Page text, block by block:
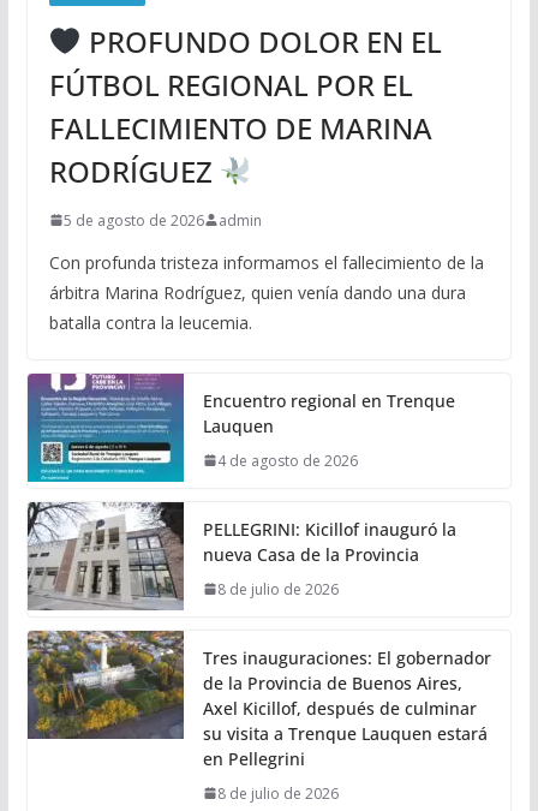
PROFUNDO DOLOR EN EL
FÚTBOL REGIONAL POR EL
FALLECIMIENTO DE MARINA
RODRÍGUEZ
5 de agosto de 2026 admin
Con profunda tristeza informamos el fallecimiento de la
árbitra Marina Rodríguez, quien venía dando una dura
batalla contra la leucemia.
Encuentro regional en Trenque
Lauquen
4 de agosto de 2026
PELLEGRINI: Kicillof inauguró la
nueva Casa de la Provincia
8 de julio de 2026
Tres inauguraciones: El gobernador
de la Provincia de Buenos Aires,
Axel Kicillof, después de culminar
su visita a Trenque Lauquen estará
en Pellegrini
8 de julio de 2026